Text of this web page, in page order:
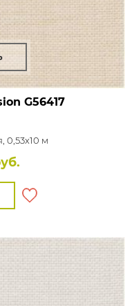
G56417
0,53x10 м